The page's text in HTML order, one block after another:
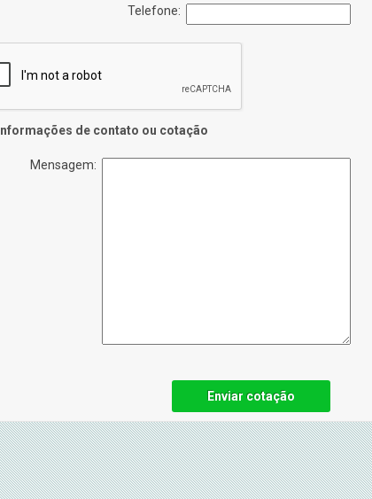
Telefone:
Informações de contato ou cotação
Mensagem:
Enviar cotação